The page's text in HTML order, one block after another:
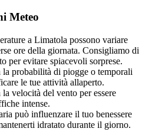
Meteo
a Limatola possono variare
ore della giornata. Consigliamo di
per evitare spiacevoli sorprese.
la probabilità di piogge o temporali
le tue attività allaperto.
velocità del vento per essere
intense.
può influenzare il tuo benessere
idratato durante il giorno.